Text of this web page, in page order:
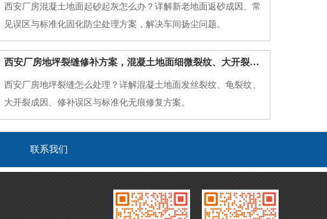
西安厂房混凝土地面起砂起灰怎么办？详解新老地面返砂成因、常
见误区与标准化固化防尘处理方案，解决车间扬尘问题。
西安厂房地坪裂缝修补方案，混凝土地面细微裂纹、大开裂规范修复工艺
西安厂房地坪裂缝怎么处理？详解混凝土地面发丝裂纹、龟裂纹、
大开裂成因、修补误区与标准化无痕修复方案。
联系我们